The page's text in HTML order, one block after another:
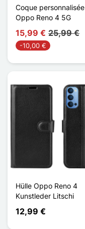
Coque personnalisée
Oppo Reno 4 5G
15,99 € 25,99 €
-10,00 €
Hülle Oppo Reno 4
Kunstleder Litschi
12,99 €